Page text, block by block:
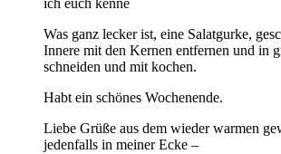
ich euch kenne
Was ganz lecker ist, eine Salatgurke,
Innere mit den Kernen entfernen und in
schneiden und mit kochen.
Habt ein schönes Wochenende.
Liebe Grüße aus dem wieder warmen
jedenfalls in meiner Ecke –